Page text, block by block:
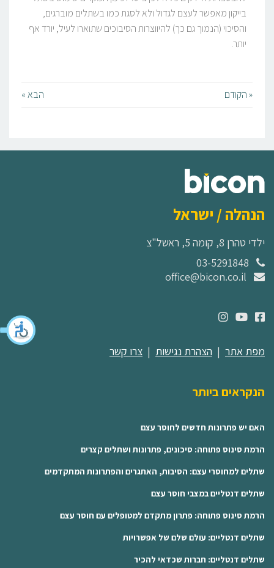
בייקון מאפשר לעצם לגדול ולא לסגת כמו בשתלים מוברגים,
והסיכוי (הנמוך גם כך) להיווצרות הסיבוכים שתוארו לעיל, יורד אף
יותר.
« הקודם הבא »
הנהלה / ישראל
ילדי טהרן 8, קומה 5, ראשל"צ
מפת אתר | הצהרת נגישות | צרו קשר
הנקראים ביותר
האם יש פתרונות חדשים לחוסר עצם
הרמת סינוס פתוחה: סיכונים, פתרונות ושתלים קצרים
שתלים למחוסרי עצם: הסיבות, האתגרים והפתרונות המתקדמים
שתלים דנטליים במצבי חוסר עצם
הרמת סינוס פתוחה: פתרון מתקדם למטופלים עם חוסר עצם
שתלים דנטליים: עולם שלם של אפשרויות
שתלים דנטליים: חברות שכדאי להכיר